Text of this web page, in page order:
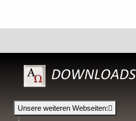
Unsere weiteren Webseiten: